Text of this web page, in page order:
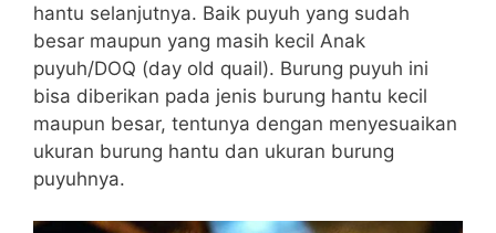
hantu selanjutnya. Baik puyuh yang sudah
besar maupun yang masih kecil Anak
puyuh/DOQ (day old quail). Burung puyuh ini
bisa diberikan pada jenis burung hantu kecil
maupun besar, tentunya dengan menyesuaikan
ukuran burung hantu dan ukuran burung
puyuhnya.